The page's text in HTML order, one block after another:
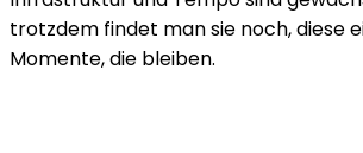
trotzdem findet man sie noch, diese
Momente, die bleiben.